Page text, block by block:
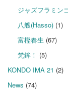
ジャズフラミン
八艘(Hasso)(1)
富樫春生 (67)
梵鉾！ (5)
KONDO IMA 21 (2)
News (74)